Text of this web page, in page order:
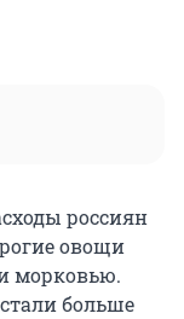
россиян
овощи
морковью.
больше